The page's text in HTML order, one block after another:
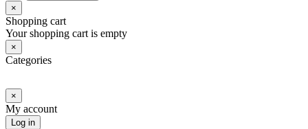
×
Shopping cart
Your shopping cart is empty
×
Categories
×
My account
Log in